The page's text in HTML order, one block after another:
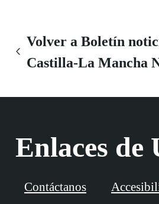
Volver a Boletín
Castilla-La Mancha
Enlaces de
Contáctanos